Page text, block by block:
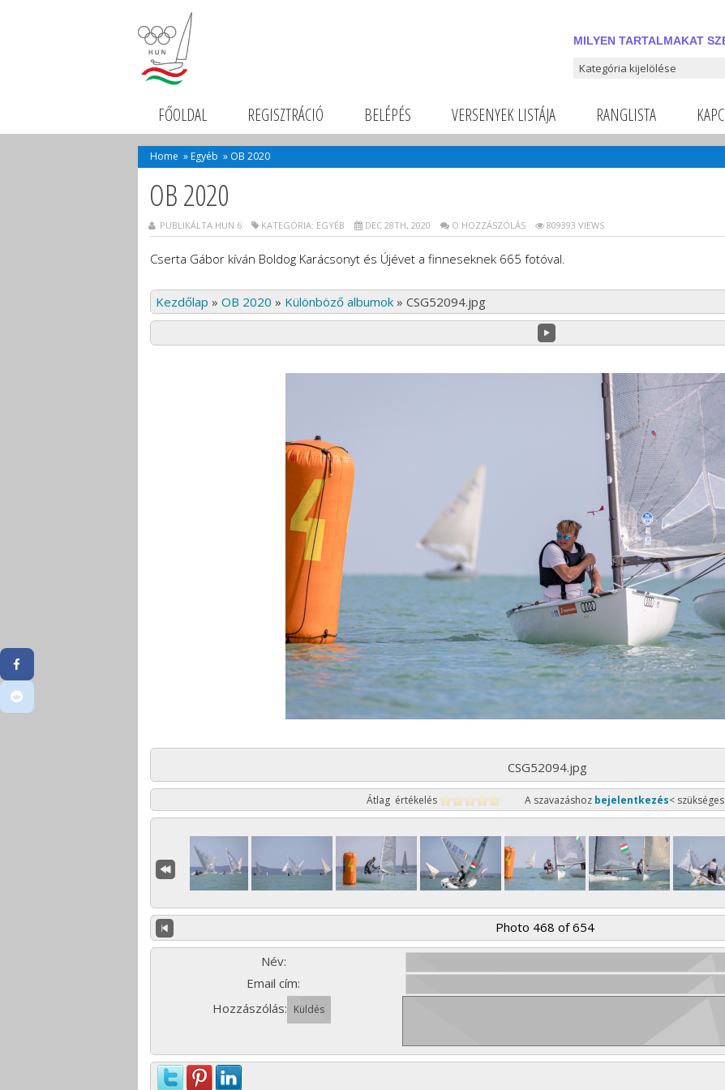
MILYEN TARTALMAKAT
Milyen tartalmakat
FŐOLDAL REGISZTRÁCIÓ BELÉPÉS VERSENYEK LISTÁJA RANGLISTA
Home » Egyéb » OB 2020
OB 2020
PUBLIKÁLTA HUN 6 KATEGÓRIA: EGYÉB DEC 28TH, 2020 O HOZZÁSZÓLÁS 809393 VIEWS
Cserta Gábor kíván Boldog Karácsonyt és Újévet a finneseknek 665 fotóval.
Kezdőlap » OB 2020 » Különböző albumok» CSG52094.jpg
CSG52094.jpg
Átlag értékelés A szavazáshoz bejelentkezés< szükséges
Photo 468 of 654
Név:
Email cím:
Hozzászólás: